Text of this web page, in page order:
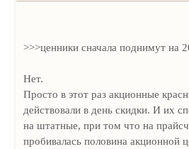
>>>ценники сначала поднимут на
Нет.
Просто в этот раз акционные
действовали в день скидки. И их
на штатные, при том что на
пробивалась половина акционной